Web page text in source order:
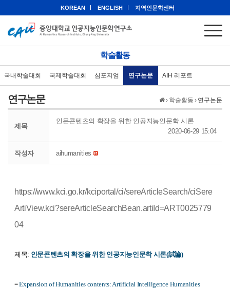
KOREAN ENGLISH 지역인문학센터
학술활동
국내학술대회 국제학술대회 심포지엄 연구논문 AIH 리포트
› 학술활동 › 연구논문
연구논문
제목
인문콘텐츠의 확장을 위한 인공지능인문학 시론
2020-06-29 15:04
작성자 aihumanities
https://www.kci.go.kr/kciportal/ci/sereArticleSearch/ciSere
ArtiView.kci?sereArticleSearchBean.artiId=ART0025779
04
제목: 인문콘텐츠의 확장을 위한 인공지능인문학 시론(試論)
=Expansion of Humanities contents: Artificial Intelligence Humanities